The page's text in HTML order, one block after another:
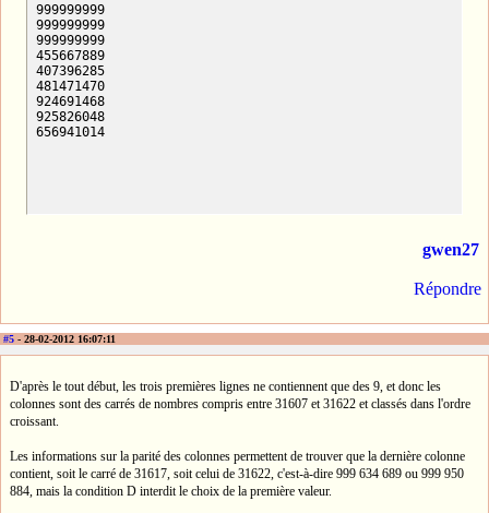
999999999
999999999
999999999
455667889
407396285
481471470
924691468
925826048
656941014
gwen27
Répondre
#5 - 28-02-2012 16:07:11
D'après le tout début, les trois premières lignes ne contiennent que des 9, et donc les
colonnes sont des carrés de nombres compris entre 31607 et 31622 et classés dans l'ordre
croissant.
Les informations sur la parité des colonnes permettent de trouver que la dernière colonne
contient, soit le carré de 31617, soit celui de 31622, c'est-à-dire 999 634 689 ou 999 950
884, mais la condition D interdit le choix de la première valeur.